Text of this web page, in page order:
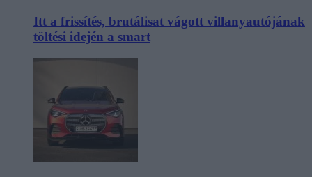
Itt a frissítés, brutálisat vágott villanyautójának
töltési idején a smart